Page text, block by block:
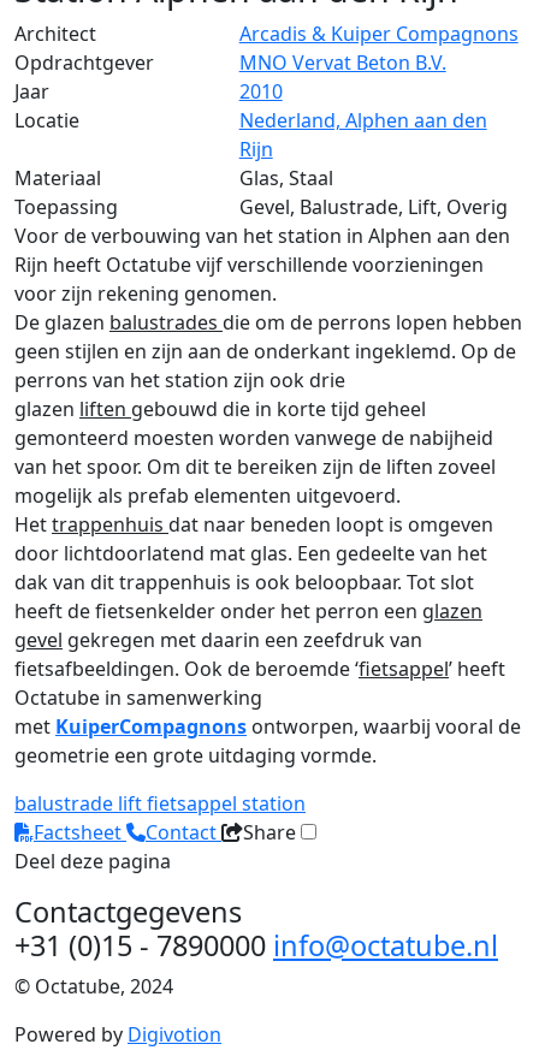
Architect
Arcadis & Kuiper Compagnons
Opdrachtgever
MNO Vervat Beton B.V.
Jaar
2010
Locatie
Nederland, Alphen aan den
Rijn
Materiaal
Glas, Staal
Toepassing
Gevel, Balustrade, Lift, Overig
Voor de verbouwing van het station in Alphen aan den
Rijn heeft Octatube vijf verschillende voorzieningen
voor zijn rekening genomen.
De glazen balustrades die om de perrons lopen hebben
geen stijlen en zijn aan de onderkant ingeklemd. Op de
perrons van het station zijn ook drie
glazen liften gebouwd die in korte tijd geheel
gemonteerd moesten worden vanwege de nabijheid
van het spoor. Om dit te bereiken zijn de liften zoveel
mogelijk als prefab elementen uitgevoerd.
Hettrappenhuis dat naar beneden loopt is omgeven
door lichtdoorlatend mat glas. Een gedeelte van het
dak van dit trappenhuis is ook beloopbaar. Tot slot
heeft de fietsenkelder onder het perron een glazen
gevel gekregen met daarin een zeefdruk van
fietsafbeeldingen. Ook de beroemde ‘fietsappel’ heeft
Octatube in samenwerking
met KuiperCompagnons ontworpen, waarbij vooral de
geometrie een grote uitdaging vormde.
balustrade liftfietsappel station
Factsheet
Contact
Share
Deel deze pagina
Contactgegevens
+31 (0)15 - 7890000 info@octatube.nl
© Octatube, 2024
Powered by Digivotion